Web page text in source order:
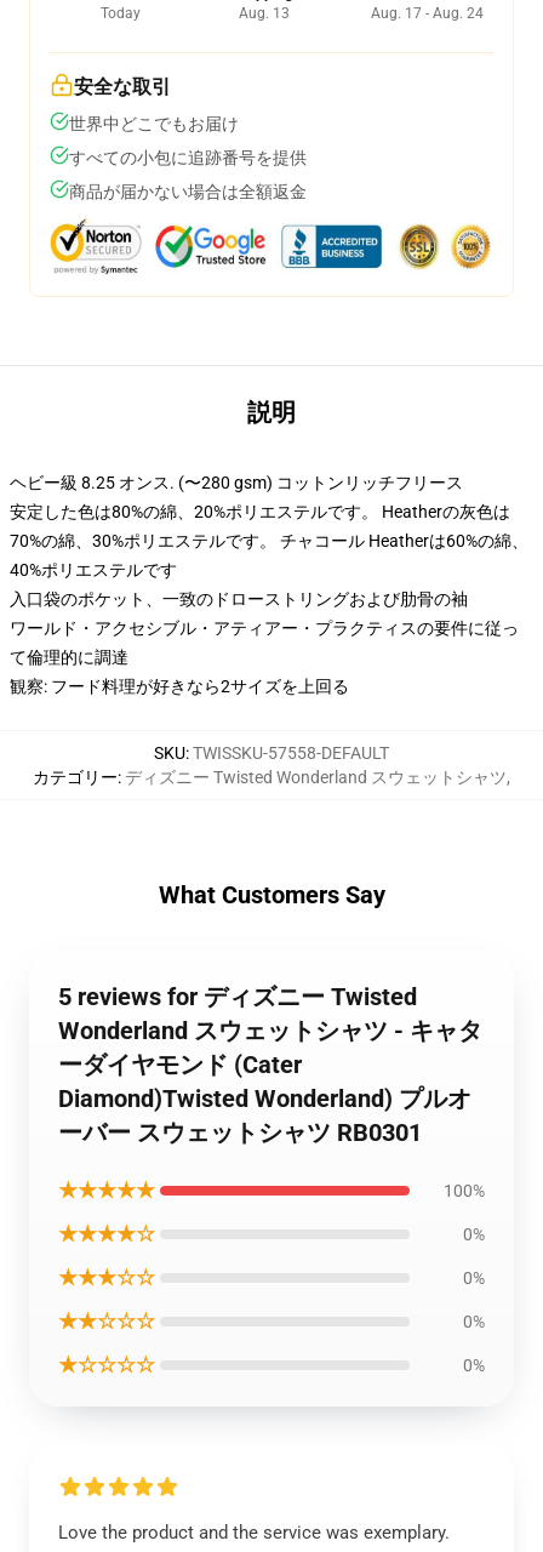
Today
Aug. 13
Aug. 17 - Aug. 24
安全な取引
世界中どこでもお届け
すべての小包に追跡番号を提供
商品が届かない場合は全額返金
説明
ヘビー級 8.25 オンス. (〜280 gsm) コットンリッチフリース
安定した色は80%の綿、20%ポリエステルです。 Heatherの灰色は
70%の綿、30%ポリエステルです。 チャコール Heatherは60%の綿、
40%ポリエステルです
入口袋のポケット、一致のドローストリングおよび肋骨の袖
ワールド・アクセシブル・アティアー・プラクティスの要件に従っ
て倫理的に調達
観察: フード料理が好きなら2サイズを上回る
SKU:TWISSKU-57558-DEFAULT
カテゴリー:ディズニー Twisted Wonderland スウェットシャツ,
What Customers Say
5 reviews for ディズニー Twisted
Wonderland スウェットシャツ - キャタ
ーダイヤモンド (Cater
Diamond)Twisted Wonderland) プルオ
ーバー スウェットシャツ RB0301
★★★★★ 100%
★★★★☆ 0%
★★★☆☆ 0%
★★☆☆☆ 0%
★☆☆☆☆ 0%
Love the product and the service was exemplary.